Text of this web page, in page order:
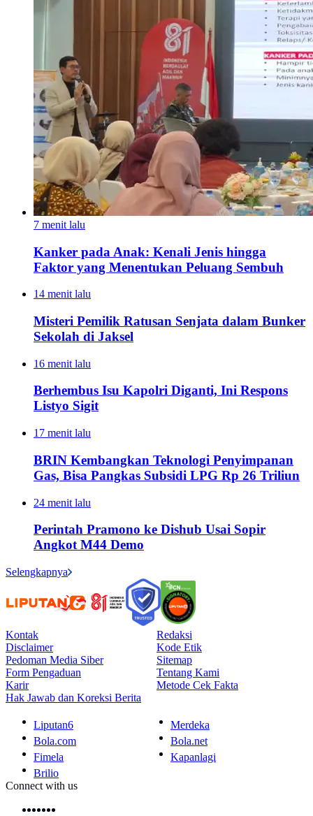
7 menit lalu
Kanker pada Anak: Kenali Jenis hingga
Faktor yang Menentukan Peluang Sembuh
14 menit lalu
Misteri Pemilik Ratusan Senjata dalam Bunker
Sekolah di Jaksel
16 menit lalu
Berhembus Isu Kapolri Diganti, Ini Respons
Listyo Sigit
17 menit lalu
BRIN Kembangkan Teknologi Penyimpanan
Gas, Bisa Pangkas Subsidi LPG Rp 26 Triliun
24 menit lalu
Perintah Pramono ke Dishub Usai Sopir
Angkot M44 Demo
Selengkapnya
Kontak
Redaksi
Disclaimer
Kode Etik
Pedoman Media Siber
Sitemap
Form Pengaduan
Tentang Kami
Karir
Metode Cek Fakta
Hak Jawab dan Koreksi Berita
Liputan6
Merdeka
Bola.com
Bola.net
Fimela
Kapanlagi
Brilio
Connect with us